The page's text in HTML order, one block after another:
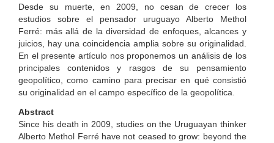
Desde su muerte, en 2009, no cesan de crecer los
estudios sobre el pensador uruguayo Alberto Methol
Ferré: más allá de la diversidad de enfoques, alcances y
juicios, hay una coincidencia amplia sobre su originalidad.
En el presente artículo nos proponemos un análisis de los
principales contenidos y rasgos de su pensamiento
geopolítico, como camino para precisar en qué consistió
su originalidad en el campo específico de la geopolítica.
Abstract
Since his death in 2009, studies on the Uruguayan thinker
Alberto Methol Ferré have not ceased to grow: beyond the